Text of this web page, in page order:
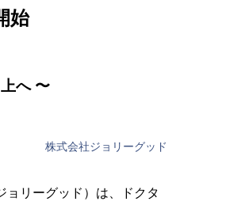
始
へ 〜
株式会社ジョリーグッド
リーグッド）は、ドクタ